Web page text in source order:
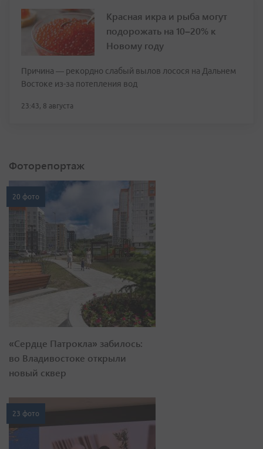
Красная икра и рыба могут
подорожать на 10–20% к
Новому году
Причина — рекордно слабый вылов лосося на Дальнем
Востоке из-за потепления вод
23:43, 8 августа
Фоторепортаж
20 фото
«Сердце Патрокла» забилось:
во Владивостоке открыли
новый сквер
23 фото